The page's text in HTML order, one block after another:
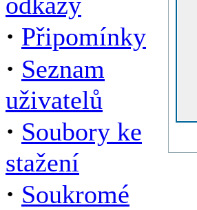
· Připomínky
· Seznam
uživatelů
· Soubory ke
stažení
· Soukromé